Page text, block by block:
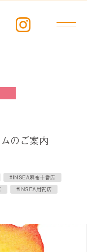
のご案内
#INSEA麻布十番店
#INSEA用賀店